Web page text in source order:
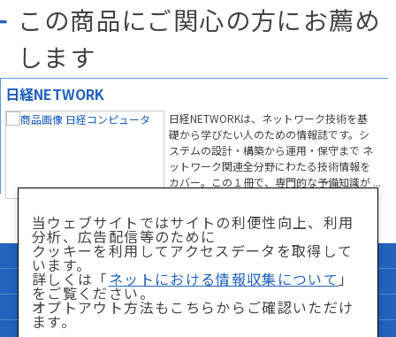
この商品にご関心の方にお薦め
します
日経NETWORK
日経NETWORKは、ネットワーク技術を基
礎から学びたい人のための情報誌です。シ
ステムの設計・構築から運用・保守まで ネ
ットワーク関連全分野にわたる技術情報を
カバー。この１冊で、専門的な予備知識が
かり、最新技術が身につきます。
当ウェブサイトではサイトの利便性向上、利用
分析、広告配信等のために
クッキーを利用してアクセスデータを取得して
います。
詳しくは「 ネットにおける情報収集について 」
をご覧ください。
オプトアウト方法もこちらからご確認いただけ
ます。
企業情報
サイトマップ
個人情報保護方針
「特商法」に関して
サイト利用条件
ネットにおける情報収集について